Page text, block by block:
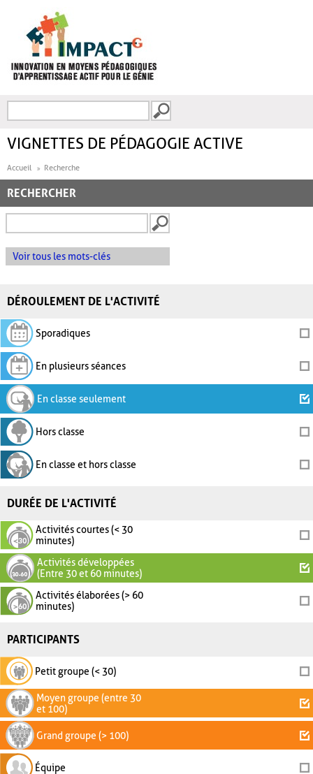
FORMULAIRE DE
VIGNETTES DE PÉDAGOGIE ACTIVE
Accueil Recherche
RECHERCHER
Voir tous les mots-clés
DÉROULEMENT DE L'ACTIVITÉ
Sporadiques
En plusieurs séances
En classe seulement
Hors classe
En classe et hors classe
DURÉE DE L'ACTIVITÉ
Activités courtes (< 30
minutes)
Activités développées
(Entre 30 et 60 minutes)
Activités élaborées (> 60
minutes)
PARTICIPANTS
Petit groupe (< 30)
Moyen groupe (entre 30
et 100)
Grand groupe (> 100)
Équipe